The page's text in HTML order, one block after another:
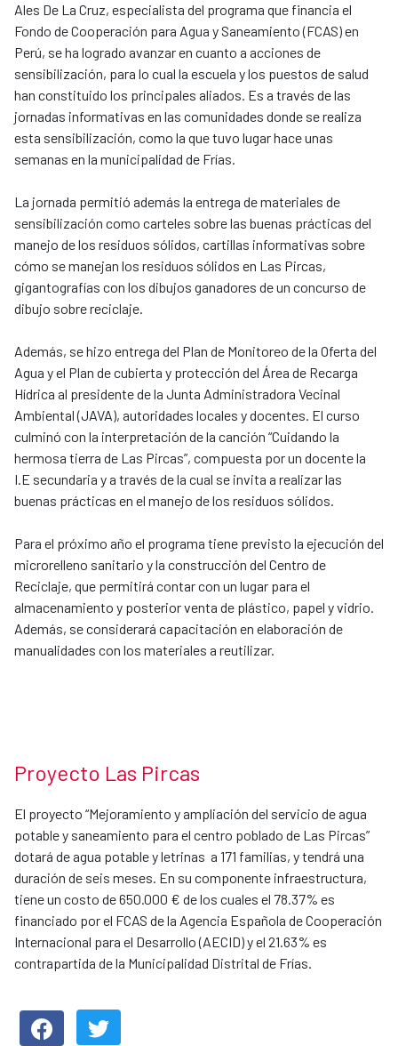
Ales De La Cruz, especialista del programa que financia el
Fondo de Cooperación para Agua y Saneamiento (FCAS) en
Perú, se ha logrado avanzar en cuanto a acciones de
sensibilización, para lo cual la escuela y los puestos de salud
han constituido los principales aliados. Es a través de las
jornadas informativas en las comunidades donde se realiza
esta sensibilización, como la que tuvo lugar hace unas
semanas en la municipalidad de Frías.
La jornada permitió además la entrega de materiales de
sensibilización como carteles sobre las buenas prácticas del
manejo de los residuos sólidos, cartillas informativas sobre
cómo se manejan los residuos sólidos en Las Pircas,
gigantografías con los dibujos ganadores de un concurso de
dibujo sobre reciclaje.
Además, se hizo entrega del Plan de Monitoreo de la Oferta del
Agua y el Plan de cubierta y protección del Área de Recarga
Hídrica al presidente de la Junta Administradora Vecinal
Ambiental (JAVA), autoridades locales y docentes. El curso
culminó con la interpretación de la canción “Cuidando la
hermosa tierra de Las Pircas”, compuesta por un docente la
I.E secundaria y a través de la cual se invita a realizar las
buenas prácticas en el manejo de los residuos sólidos.
Para el próximo año el programa tiene previsto la ejecución del
microrelleno sanitario y la construcción del Centro de
Reciclaje, que permitirá contar con un lugar para el
almacenamiento y posterior venta de plástico, papel y vidrio.
Además, se considerará capacitación en elaboración de
manualidades con los materiales a reutilizar.
Proyecto Las Pircas
El proyecto “Mejoramiento y ampliación del servicio de agua
potable y saneamiento para el centro poblado de Las Pircas”
dotará de agua potable y letrinas a 171 familias, y tendrá una
duración de seis meses. En su componente infraestructura,
tiene un costo de 650.000 € de los cuales el 78.37% es
financiado por el FCAS de la Agencia Española de Cooperación
Internacional para el Desarrollo (AECID) y el 21.63% es
contrapartida de la Municipalidad Distrital de Frías.